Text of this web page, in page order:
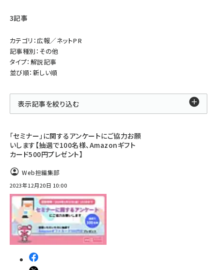
3記事
カテゴリ：広報／ネットPR
記事種別：その他
タイプ：解説記事
並び順：新しい順
表示記事を絞り込む
「セミナー」に関するアンケートにご協力お願
いします【抽選で100名様、Amazonギフト
カード500円プレゼント】
Web担編集部
2023年12月20日 10:00